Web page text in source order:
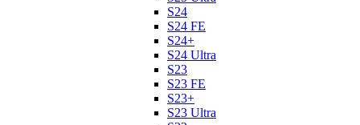
S24
S24 FE
S24+
S24 Ultra
S23
S23 FE
S23+
S23 Ultra